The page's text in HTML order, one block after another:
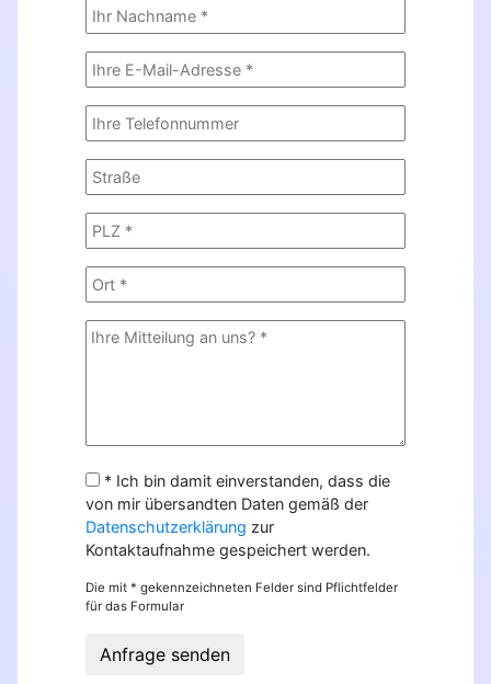
* Ich bin damit einverstanden, dass die
von mir übersandten Daten gemäß der
Datenschutzerklärung zur
Kontaktaufnahme gespeichert werden.
Die mit * gekennzeichneten Felder sind Pflichtfelder
für das Formular
Anfrage senden